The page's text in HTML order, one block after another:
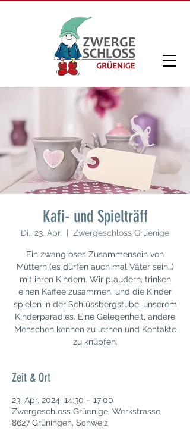
Kafi- und Spielträff
Di., 23. Apr. Zwergeschloss Grüenige
Ein zwangloses Zusammensein von
Müttern (es dürfen auch mal Väter sein…)
mit ihren Kindern. Wir plaudern, trinken
einen Kaffee zusammen, und die Kinder
spielen in der Schlüssbergstube, unserem
Kinderparadies. Eine Gelegenheit, andere
Menschen kennen zu lernen und Kontakte
zu knüpfen.
Zeit & Ort
23. Apr. 2024, 14:30 – 17:00
Zwergeschloss Grüenige, Werkstrasse,
8627 Grüningen, Schweiz